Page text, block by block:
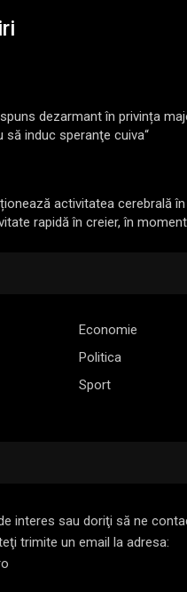
dezarmant în privința
să induc speranţe cuiva“
activitatea cerebrală
rapidă în creier, în
Economie
Politica
Sport
interes sau doriţi să ne
trimite un email la adresa: